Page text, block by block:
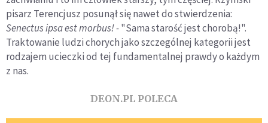
pisarz Terencjusz posunął się nawet do stwierdzenia:
Senectus ipsa est morbus! -"Sama starość jest chorobą!".
Traktowanie ludzi chorych jako szczególnej kategorii jest
rodzajem ucieczki od tej fundamentalnej prawdy o każdym
z nas.
DEON.PL POLECA